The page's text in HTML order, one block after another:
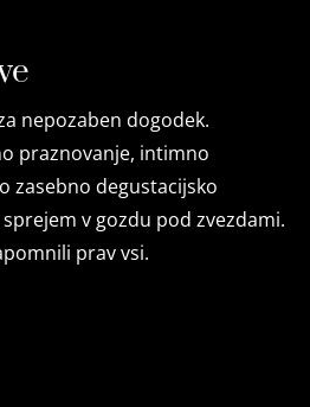
nepozaben dogodek.
praznovanje, intimno
zasebno degustacijsko
v gozdu pod zvezdami.
prav vsi.